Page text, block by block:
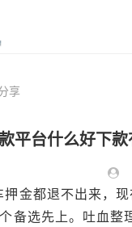
享
平台什么好下
金都退不出来，
备选先上。吐血